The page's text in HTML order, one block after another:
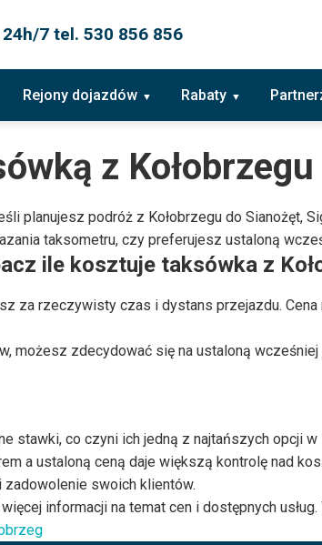
7 tel. 530 856 856
Rejony dojazdów Rabaty
z
planujesz podróż z Kołobrzegu do
taksometru, czy preferujesz ustaloną
ile kosztuje taksówka z
za rzeczywisty czas i dystans przejazdu.
możesz zdecydować się na ustaloną
stawki, co czyni ich jedną z najtańszych opcji w
a ustaloną ceną daje większą kontrolę nad
zadowolenie swoich klientów.
informacji na temat cen i dostępnych usług.